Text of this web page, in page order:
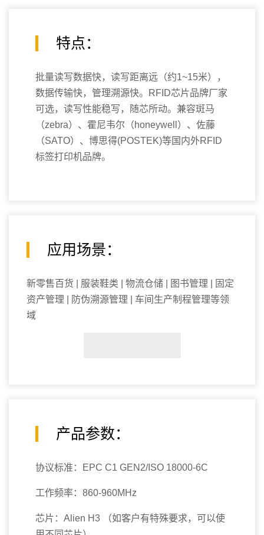
特点：
批量读写数据快，读写距离远（约1~15米），
数据传输快，管理溯源快。RFID芯片品牌厂家
可选，读写性能稳写，随芯所动。兼容斑马
（zebra）、霍尼韦尔（honeywell）、佐藤
（SATO）、博思得(POSTEK)等国内外RFID
标签打印机品牌。
应用场景：
新零售百货 | 服装鞋类 | 物流仓储 | 图书管理 | 固定
资产管理 | 防伪溯源管理 | 车间生产制程管理等领
域
产品参数：
协议标准：EPC C1 GEN2/ISO 18000-6C
工作频率：860-960MHz
芯片：Alien H3 （如客户有特殊要求，可以使